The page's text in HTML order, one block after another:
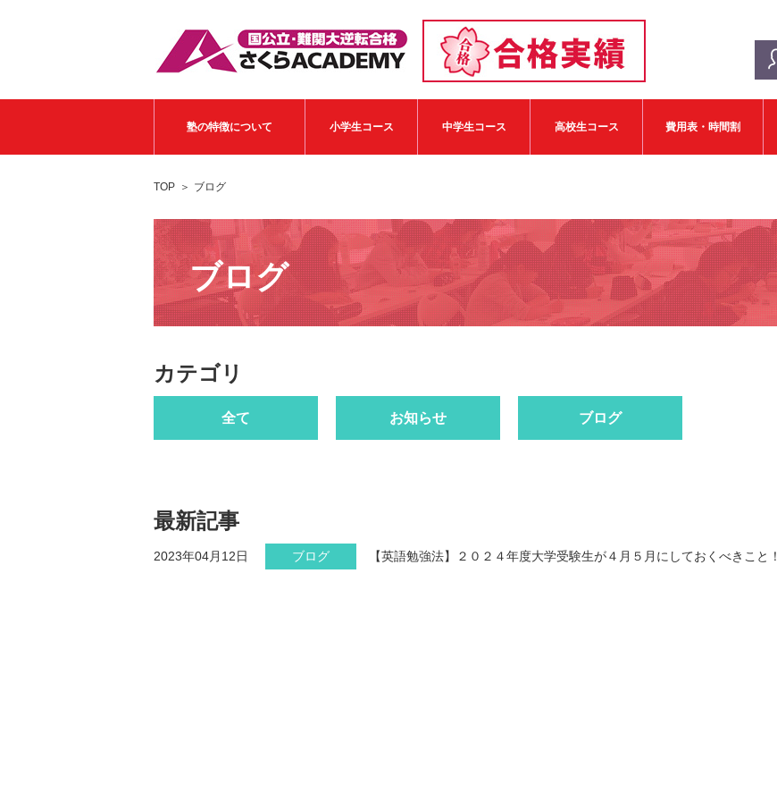
塾の特徴について 小学生コース 中学生コース 高校生コース 費用表・時間割
TOP ブログ
ブログ
カテゴリ
全て お知らせ ブログ
最新記事
2023年04月12日 ブログ 【英語勉強法】２０２４年度大学受験生が４月５月にしておくべきこと！